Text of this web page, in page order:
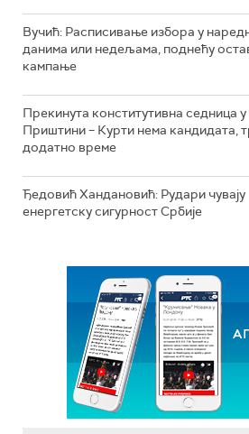
Вучић: Расписивање избора у
данима или недељама, поднећу
кампање
Прекинута конститутивна седница у
Приштини – Курти нема кандидата,
додатно време
Ђедовић Хандановић: Рудари чувају
енергетску сигурност Србије